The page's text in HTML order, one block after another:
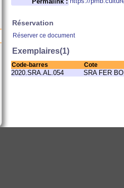
Réservation
Réserver ce document
Exemplaires(1)
Code-barres Cote
2020.SRA.AL.054 SRA FER